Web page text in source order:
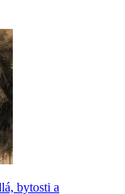
bytosti a